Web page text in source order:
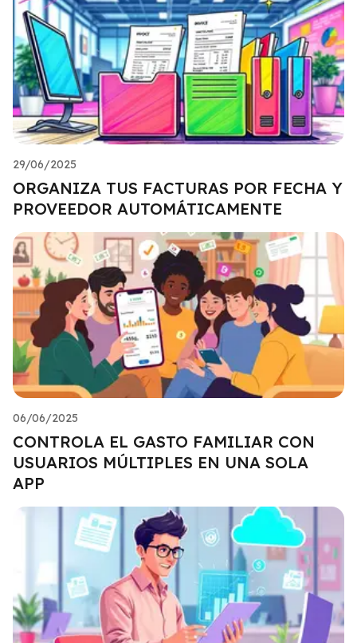
29/06/2025
ORGANIZA TUS FACTURAS POR FECHA Y
PROVEEDOR AUTOMÁTICAMENTE
06/06/2025
CONTROLA EL GASTO FAMILIAR CON
USUARIOS MÚLTIPLES EN UNA SOLA
APP